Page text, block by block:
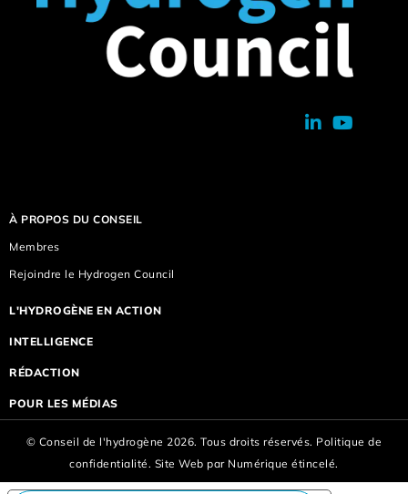
À PROPOS DU CONSEIL
Membres
Rejoindre le Hydrogen Council
L'HYDROGÈNE EN ACTION
INTELLIGENCE
RÉDACTION
POUR LES MÉDIAS
© Conseil de l'hydrogène 2026. Tous droits réservés. Politique de
confidentialité. Site Web par Numérique étincelé.